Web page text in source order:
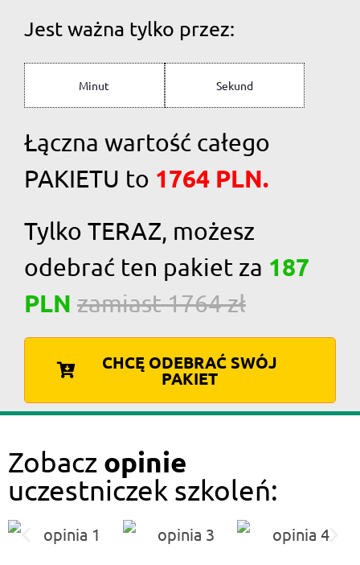
Jest ważna tylko przez:
Minut Sekund
Łączna wartość całego
PAKIETU to 1764 PLN.
Tylko TERAZ, możesz
odebrać ten pakiet za 187
PLN zamiast 1764 zł
CHCĘ ODEBRAĆ SWÓJ
PAKIET
Zobacz opinie
uczestniczek szkoleń: